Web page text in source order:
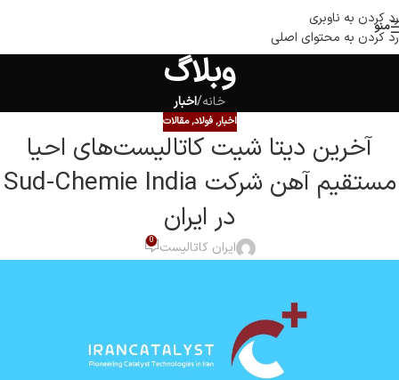
رد کردن به ناوبری
رد کردن به محتوای اصلی
منو
وبلاگ
خانه/اخبار
اخبار,فولاد,مقالات
آخرین دیتا شیت کاتالیست‌های احیا
مستقیم آهن شرکت Sud-Chemie India
در ایران
ایران کاتالیست 0